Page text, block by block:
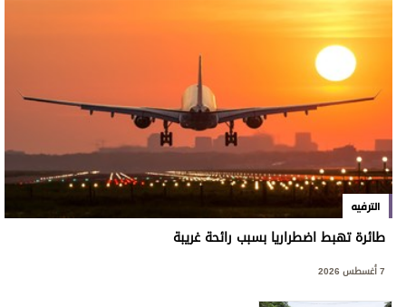
الترفيه
طائرة تهبط اضطراريا بسبب رائحة غريبة